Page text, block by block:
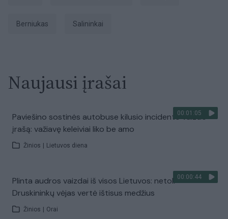
berniukas Salininkai
Naujausi įrašai
00:01:05
Paviešino sostinės autobuse kilusio incidento vaizdo
įrašą: važiavę keleiviai liko be amo
Žinios Lietuvos diena
00:00:44
Plinta audros vaizdai iš visos Lietuvos: netoli
Druskininkų vėjas vertė ištisus medžius
Žinios Orai